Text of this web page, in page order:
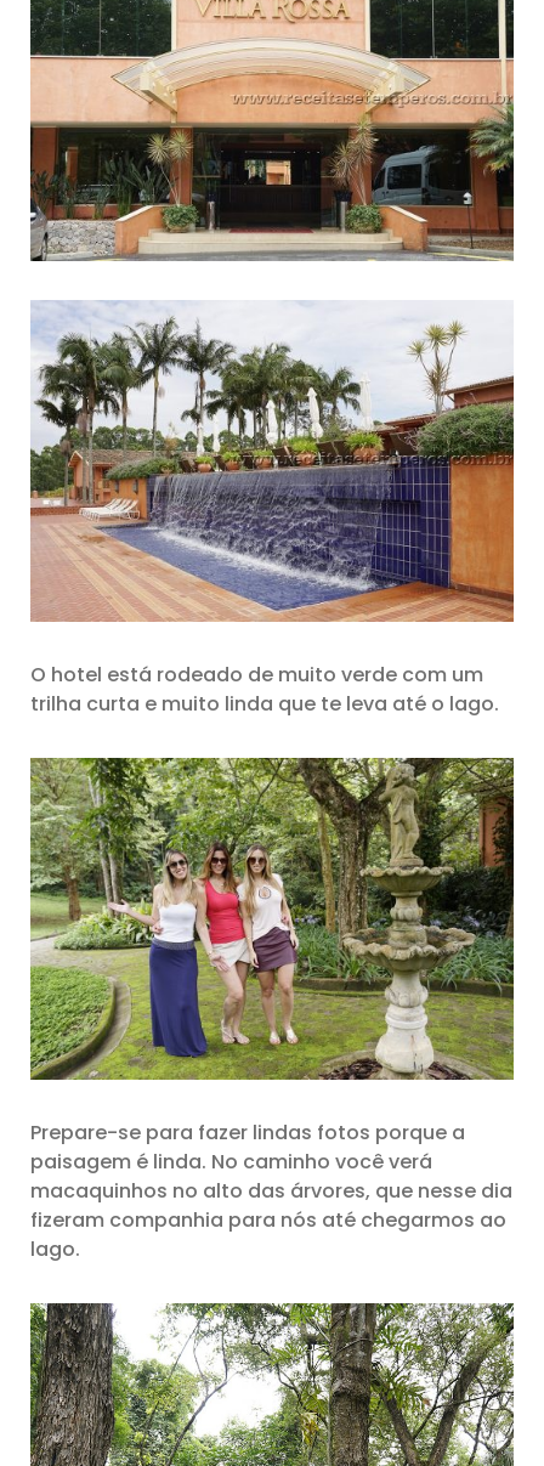
O hotel está rodeado de muito verde com um
trilha curta e muito linda que te leva até o lago.
Prepare-se para fazer lindas fotos porque a
paisagem é linda. No caminho você verá
macaquinhos no alto das árvores, que nesse dia
fizeram companhia para nós até chegarmos ao
lago.